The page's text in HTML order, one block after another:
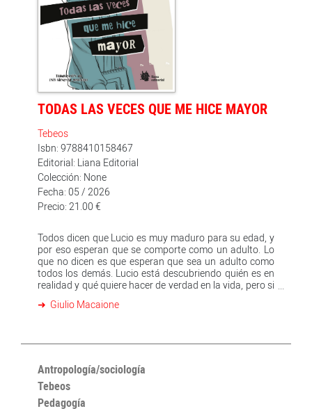
TODAS LAS VECES QUE ME HICE MAYOR
Tebeos
Isbn: 9788410158467
Editorial: Liana Editorial
Colección: None
Fecha: 05 / 2026
Precio: 21.00 €
Todos dicen que Lucio es muy maduro para su edad, y
por eso esperan que se comporte como un adulto. Lo
que no dicen es que esperan que sea un adulto como
todos los demás. Lucio está descubriendo quién es en
realidad y qué quiere hacer de verdad en la vida, pero si
el mundo. Tendrá que aprender que lo más importante
categoría Best Short Story por Spaces, con guion de
cómic LGBTQ+ que nos habla a todes. Una historia de
formación que llega a lo más profundo, mezclando
ligereza y dolor, sonrisas y heridas. Un cómic que habla
a los adolescentes de ayer y de hoy, y a cualquiera que
Giulio Macaione
Antropología/sociología
Tebeos
Pedagogía